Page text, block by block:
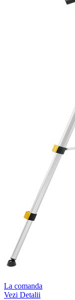
La comanda
Vezi Detalii